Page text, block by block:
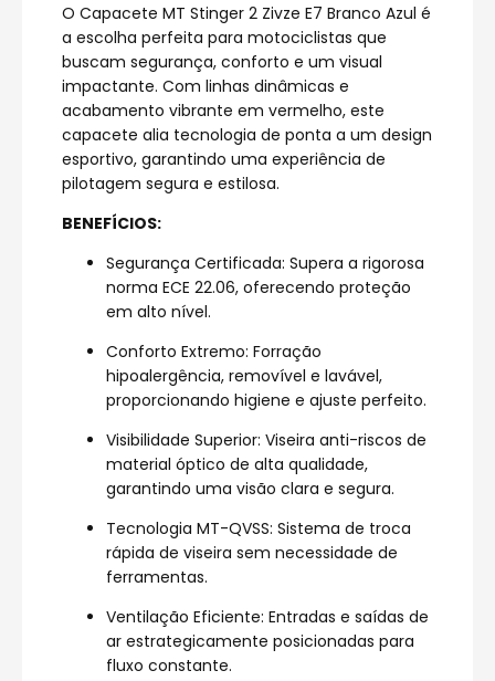
O Capacete MT Stinger 2 Zivze E7 Branco Azul é
a escolha perfeita para motociclistas que
buscam segurança, conforto e um visual
impactante. Com linhas dinâmicas e
acabamento vibrante em vermelho, este
capacete alia tecnologia de ponta a um design
esportivo, garantindo uma experiência de
pilotagem segura e estilosa.
BENEFÍCIOS:
Segurança Certificada: Supera a rigorosa
norma ECE 22.06, oferecendo proteção
em alto nível.
Conforto Extremo: Forração
hipoalergência, removível e lavável,
proporcionando higiene e ajuste perfeito.
Visibilidade Superior: Viseira anti-riscos de
material óptico de alta qualidade,
garantindo uma visão clara e segura.
Tecnologia MT-QVSS: Sistema de troca
rápida de viseira sem necessidade de
ferramentas.
Ventilação Eficiente: Entradas e saídas de
ar estrategicamente posicionadas para
fluxo constante.